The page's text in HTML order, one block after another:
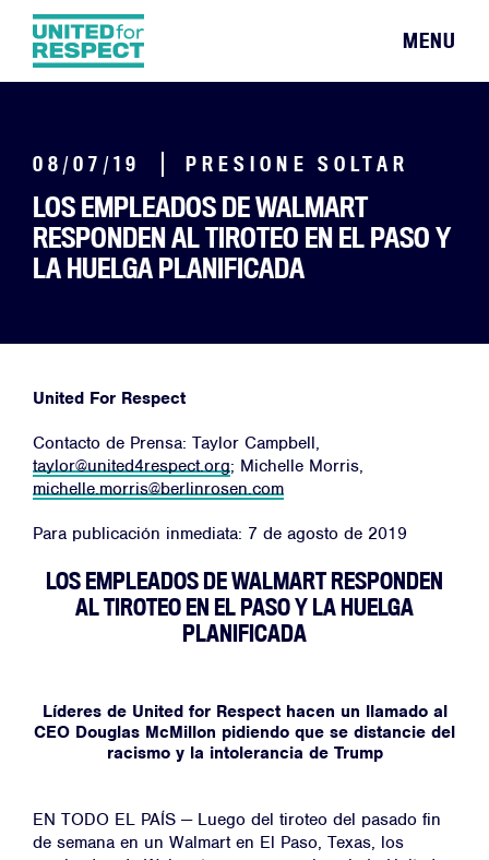
MENU
08/07/19 PRESIONE SOLTAR
LOS EMPLEADOS DE WALMART
RESPONDEN AL TIROTEO EN EL PASO Y
LA HUELGA PLANIFICADA
United For Respect
Contacto de Prensa: Taylor Campbell,
taylor@united4respect.org; Michelle Morris,
michelle.morris@berlinrosen.com
Para publicación inmediata: 7 de agosto de 2019
LOS EMPLEADOS DE WALMART RESPONDEN
AL TIROTEO EN EL PASO Y LA HUELGA
PLANIFICADA
Líderes de United for Respect hacen un llamado al
CEO Douglas McMillon pidiendo que se distancie del
racismo y la intolerancia de Trump
EN TODO EL PAÍS — Luego del tiroteo del pasado fin
de semana en un Walmart en El Paso, Texas, los